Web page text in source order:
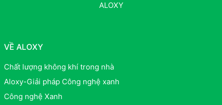
ALOXY
VỀ ALOXY
Chất lượng không khí trong nhà
Aloxy-Giải pháp Công nghệ xanh
Công nghệ Xanh